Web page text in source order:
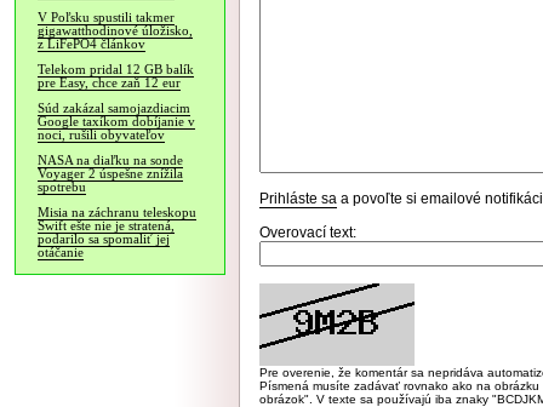
V Poľsku spustili takmer
gigawatthodinové úložisko,
z LiFePO4 článkov
Telekom pridal 12 GB balík
pre Easy, chce zaň 12 eur
Súd zakázal samojazdiacim
Google taxíkom dobíjanie v
noci, rušili obyvateľov
NASA na diaľku na sonde
Voyager 2 úspešne znížila
spotrebu
Misia na záchranu teleskopu
Swift ešte nie je stratená,
podarilo sa spomaliť jej
otáčanie
Prihláste sa a povoľte si emailové
Overovací text:
Pre overenie, že komentár sa nepridáva
Písmená musíte zadávať rovnako ako na
obrázok". V texte sa používajú iba znaky